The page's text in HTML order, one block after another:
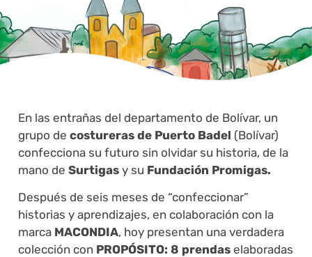
En las entrañas del departamento de Bolívar, un
grupo de costureras de Puerto Badel (Bolívar)
confecciona su futuro sin olvidar su historia, de la
mano de Surtigas y su Fundación Promigas.
Después de seis meses de “confeccionar”
historias y aprendizajes, en colaboración con la
marca MACONDIA, hoy presentan una verdadera
colección con PROPÓSITO: 8 prendas elaboradas